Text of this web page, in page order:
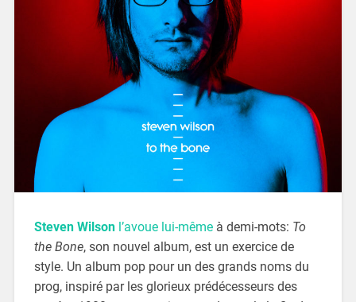
Steven Wilsonl’avoue lui-mêmeà demi-mots: To
the Bone, son nouvel album, est un exercice de
style. Un album pop pour un des grands noms du
prog, inspiré par les glorieux prédécesseurs des